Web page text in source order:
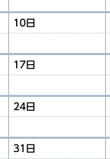
10日
17日
24日
31日